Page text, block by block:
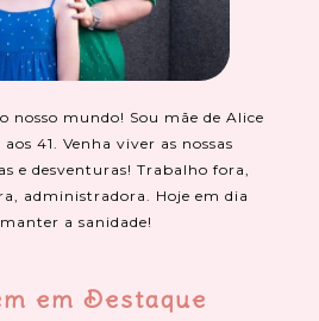
nosso mundo! Sou mãe de Alice
41. Venha viver as nossas
e desventuras! Trabalho fora,
administradora. Hoje em dia
a sanidade!
em Destaque